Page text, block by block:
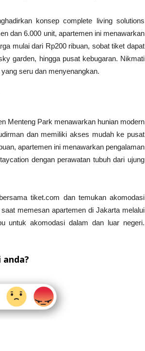
konsep complete living solutions
dan 6.000 unit, apartemen ini menawarkan
mulai dari Rp200 ribuan, sobat tiket dapat
garden, hingga pusat kebugaran. Nikmati
seru dan menyenangkan.
Menteng Park menawarkan hunian modern
dan memiliki akses mudah ke pusat
apartemen ini menawarkan pengalaman
dengan perawatan tubuh dari ujung
tiket.com dan temukan akomodasi
memesan apartemen di Jakarta melalui
untuk akomodasi dalam dan luar negeri.